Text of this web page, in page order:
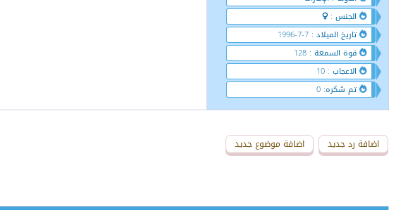
الجنس :
تاريخ الميلاد : 7-7-1996
قوة السمعة : 128
الاعجاب : 10
تم شكره: 0
اضافة رد جديد اضافة موضوع جديد